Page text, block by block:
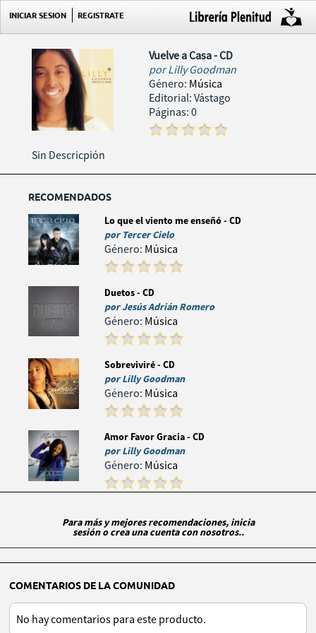
INICIAR SESION REGISTRATE
Vuelve a Casa - CD
porLilly Goodman
Género: Música
Editorial: Vástago
Páginas: 0
Sin Descricpión
RECOMENDADOS
Lo que el viento me enseñó - CD
porTercer Cielo
Género: Música
Duetos - CD
porJesús Adrián Romero
Género: Música
Sobreviviré - CD
porLilly Goodman
Género: Música
Amor Favor Gracia - CD
porLilly Goodman
Género: Música
Para más y mejores recomendaciones, inicia
sesión o crea una cuenta con nosotros..
COMENTARIOS DE LA COMUNIDAD
No hay comentarios para este producto.